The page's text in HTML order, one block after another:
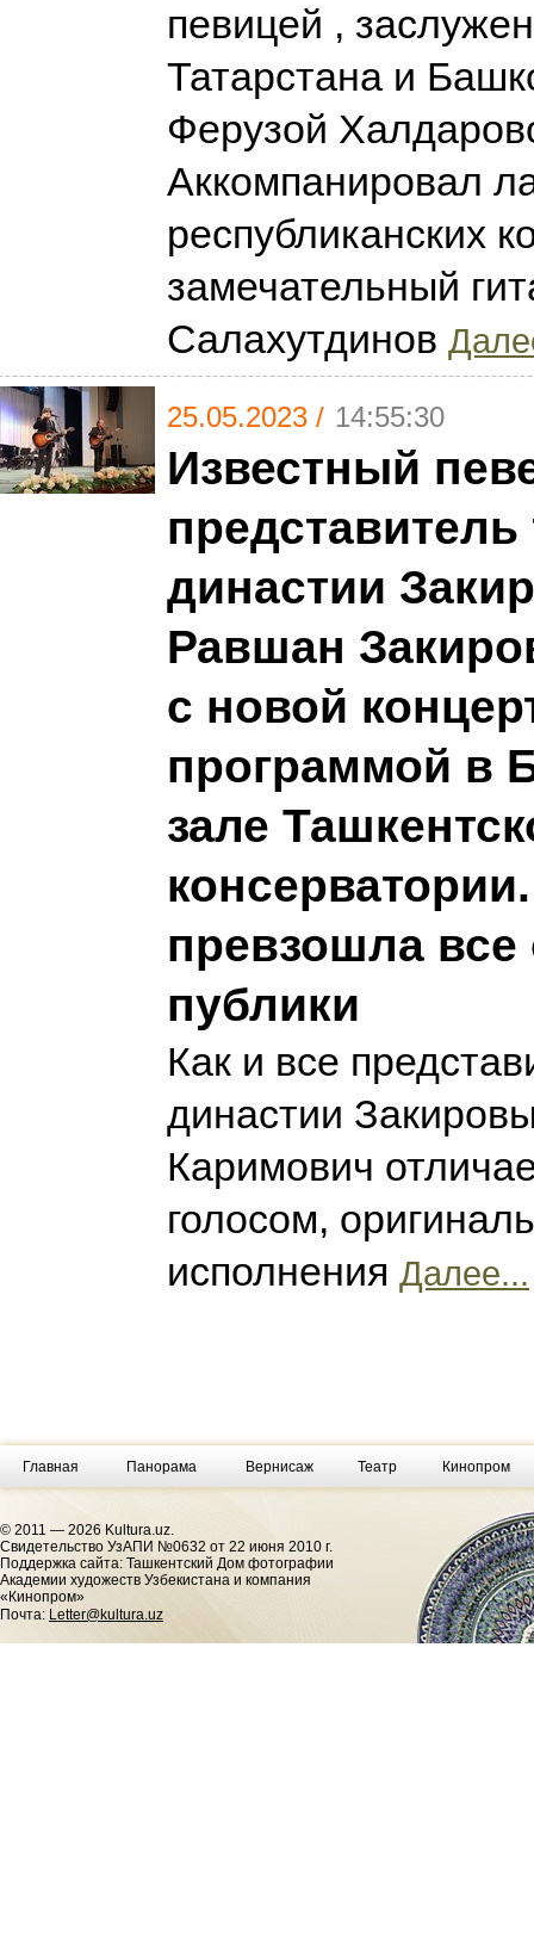
певицей ,
Татарстана и
Ферузой
Аккомпанировал
республиканских
замечательный
Салахутдинов
25.05.2023 / 14:55:30
Известный
представитель
династии
Равшан
с новой
программой в
зале
превзошла
публики
Как и все
династии
Каримович
голосом,
исполнения Далее...
Главная Панорама Вернисаж Театр Кинопром
© 2011 — 2026 Kultura.uz.
Cвидетельство УзАПИ №0632 от 22 июня 2010 г.
Поддержка сайта: Ташкентский Дом фотографии
Академии художеств Узбекистана и компания
«Кинопром»
Почта: Letter@kultura.uz